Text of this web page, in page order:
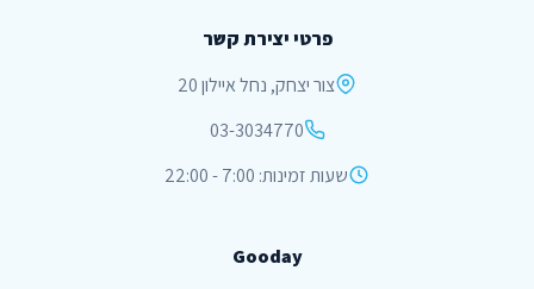
פרטי יצירת קשר
צור יצחק, נחל איילון 20
03-3034770
שעות זמינות: 7:00 - 22:00
Gooday